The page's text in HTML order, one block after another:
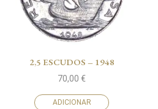
2,5 ESCUDOS – 1948
70,00 €
ADICIONAR